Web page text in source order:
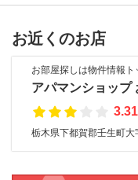
お近くのお店
お部屋探しは物件情報
アパマンショップ
3.31
栃木県下都賀郡壬生町